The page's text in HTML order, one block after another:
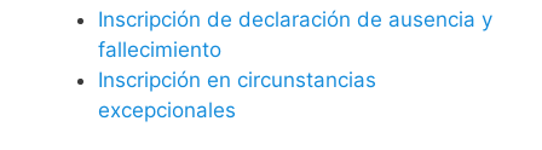
Inscripción de declaración de ausencia y
fallecimiento
Inscripción en circunstancias
excepcionales